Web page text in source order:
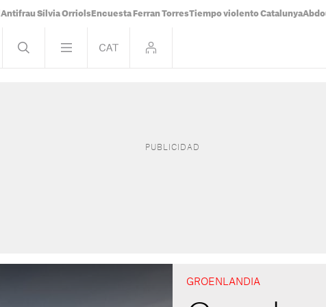
Antifrau Sílvia Orriols Encuesta Ferran TorresTiempo violento Catalunya
GROENLANDIA